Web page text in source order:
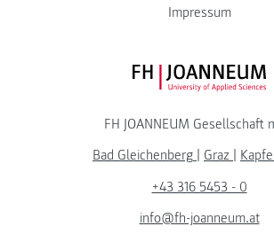
Impressum
FH JOANNEUM Gesellschaft
Bad Gleichenberg
Graz
+43 316 5453 - 0
info@fh-joanneum.at